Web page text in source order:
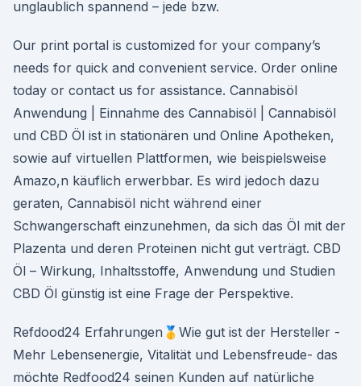
unglaublich spannend – jede bzw.
Our print portal is customized for your company’s
needs for quick and convenient service. Order online
today or contact us for assistance. Cannabisöl
Anwendung | Einnahme des Cannabisöl | Cannabisöl
und CBD Öl ist in stationären und Online Apotheken,
sowie auf virtuellen Plattformen, wie beispielsweise
Amazo,n käuflich erwerbbar. Es wird jedoch dazu
geraten, Cannabisöl nicht während einer
Schwangerschaft einzunehmen, da sich das Öl mit der
Plazenta und deren Proteinen nicht gut verträgt. CBD
Öl – Wirkung, Inhaltsstoffe, Anwendung und Studien
CBD Öl günstig ist eine Frage der Perspektive.
Refdood24 Erfahrungen🥇Wie gut ist der Hersteller -
Mehr Lebensenergie, Vitalität und Lebensfreude- das
möchte Redfood24 seinen Kunden auf natürliche